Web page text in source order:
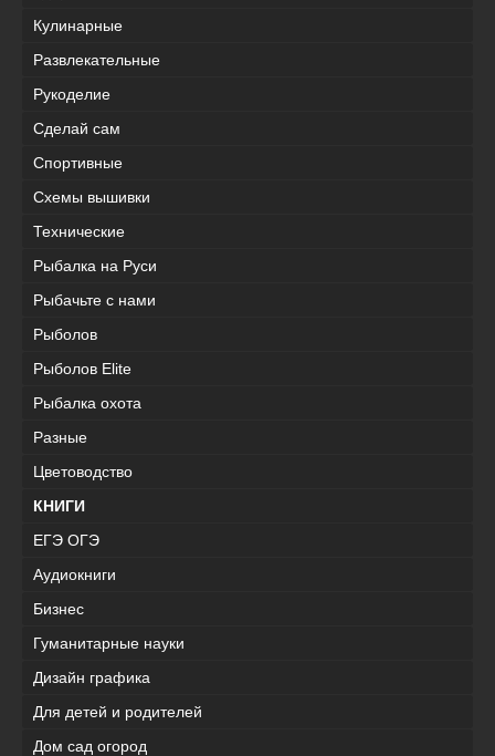
Кулинарные
Развлекательные
Рукоделие
Сделай сам
Спортивные
Схемы вышивки
Технические
Рыбалка на Руси
Рыбачьте с нами
Рыболов
Рыболов Elite
Рыбалка охота
Разные
Цветоводство
КНИГИ
ЕГЭ ОГЭ
Аудиокниги
Бизнес
Гуманитарные науки
Дизайн графика
Для детей и родителей
Дом сад огород